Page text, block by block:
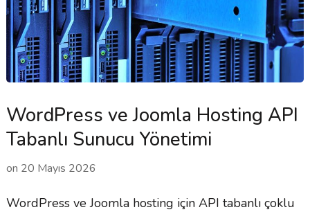
WordPress ve Joomla Hosting API
Tabanlı Sunucu Yönetimi
on 20 Mayıs 2026
WordPress ve Joomla hosting için API tabanlı çoklu